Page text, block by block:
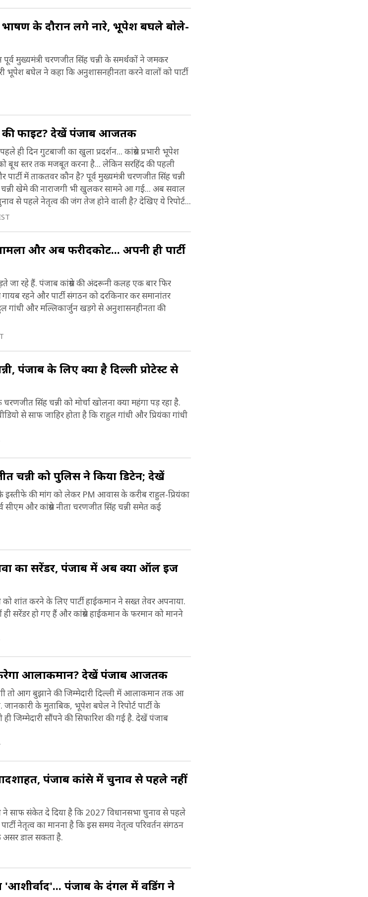
के दौरान लगे नारे, भूपेश बघले बोले-
मुख्यमंत्री चरणजीत सिंह चन्नी के समर्थकों ने जमकर
भूपेश बघेल ने कहा कि अनुशासनहीनता करने वालों को पार्टी
की फाइट? देखें पंजाब आजतक
दिन गुटबाजी का खुला प्रदर्शन... कांग्रेस प्रभारी भूपेश
बूथ स्तर तक मजबूत करना है... लेकिन सरहिंद की पहली
में ताकतवर कौन है? पूर्व मुख्यमंत्री चरणजीत सिंह चन्नी
खेमे की नाराजगी भी खुलकर सामने आ गई... अब सवाल
से पहले नेतृत्व की जंग तेज होने वाली है? देखिए ये रिपोर्ट...
और अब फरीदकोट... अपनी ही पार्टी
जा रहे हैं. पंजाब कांग्रेस की अंदरूनी कलह एक बार फिर
रहने और पार्टी संगठन को दरकिनार कर समानांतर
गांधी और मल्लिकार्जुन खड़गे से अनुशासनहीनता की
पंजाब के लिए क्या है दिल्ली प्रोटेस्ट से
सिंह चन्नी को मोर्चा खोलना क्या महंगा पड़ रहा है.
से साफ जाहिर होता है कि राहुल गांधी और प्रियंका गांधी
चन्नी को पुलिस ने किया डिटेन; देखें
इस्तीफे की मांग को लेकर PM आवास के करीब राहुल-प्रियंका
सीएम और कांग्रेस नीता चरणजीत सिंह चन्नी समेत कई
का सरेंडर, पंजाब में अब क्या ऑल इज
शांत करने के लिए पार्टी हाईकमान ने सख्त तेवर अपनाया.
सरेंडर हो गए हैं और कांग्रेस हाईकमान के फरमान को मानने
करेगा आलाकमान? देखें पंजाब आजतक
तो आग बुझाने की जिम्मेदारी दिल्ली में आलाकमान तक आ
के मुताबिक, भूपेश बघेल ने रिपोर्ट पार्टी के
जिम्मेदारी सौंपने की सिफारिश की गई है. देखें पंजाब
पंजाब कांग्रेस में चुनाव से पहले नहीं
ने साफ संकेत दे दिया है कि 2027 विधानसभा चुनाव से पहले
नेतृत्व का मानना है कि इस समय नेतृत्व परिवर्तन संगठन
असर डाल सकता है.
पंजाब के दंगल में वडिंग ने